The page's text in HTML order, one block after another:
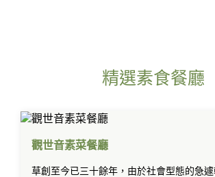
精選素食餐廳
觀世音素菜餐廳
草創至今已三十餘年，由於社會型態的急